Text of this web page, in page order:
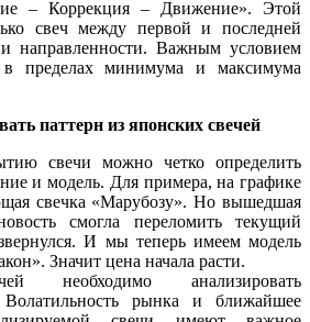
– Коррекция – Движение». Этой
свеч между первой и последней
направленности. Важным условием
в пределах минимума и максимума
паттерн из японских свечей
свечи можно четко определить
и модель. Для примера, на графике
свечка «Марубозу». Но вышедшая
смогла переломить текущий
И мы теперь имеем модель
Значит цена начала расти.
необходимо анализировать
Волатильность рынка и ближайшее